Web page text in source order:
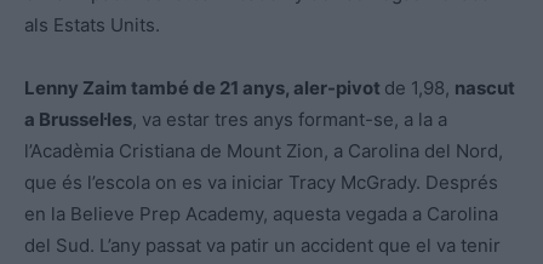
als Estats Units.
Lenny Zaim també de 21 anys, aler-pivot de 1,98, nascut
a Brussel·les, va estar tres anys formant-se, a la a
l’Acadèmia Cristiana de Mount Zion, a Carolina del Nord,
que és l’escola on es va iniciar Tracy McGrady. Després
en la Believe Prep Academy, aquesta vegada a Carolina
del Sud. L’any passat va patir un accident que el va tenir